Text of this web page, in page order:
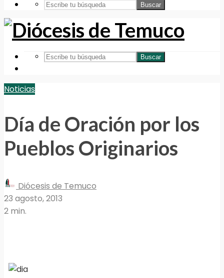
Buscar
Buscar
Noticias
Día de Oración por los
Pueblos Originarios
Diócesis de Temuco
23 agosto, 2013
2 min.